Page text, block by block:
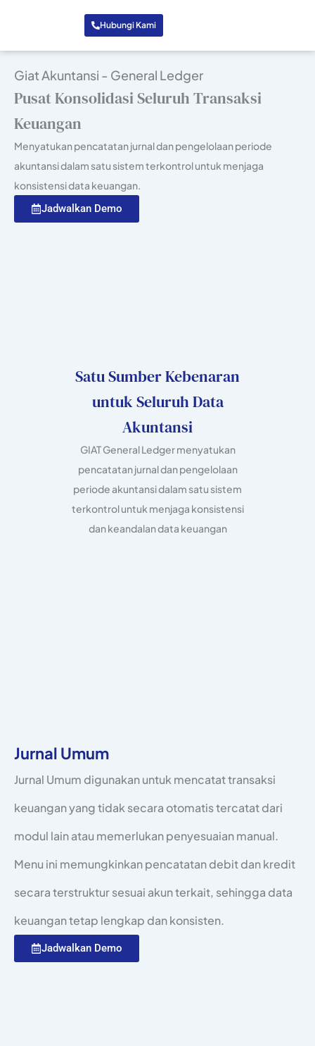
Hubungi Kami
Giat Akuntansi - General Ledger
Pusat Konsolidasi Seluruh Transaksi
Keuangan
Menyatukan pencatatan jurnal dan pengelolaan periode
akuntansi dalam satu sistem terkontrol untuk menjaga
konsistensi data keuangan.
Jadwalkan Demo
Satu Sumber Kebenaran
untuk Seluruh Data
Akuntansi
GIAT General Ledger menyatukan
pencatatan jurnal dan pengelolaan
periode akuntansi dalam satu sistem
terkontrol untuk menjaga konsistensi
dan keandalan data keuangan
Jurnal Umum
Jurnal Umum digunakan untuk mencatat transaksi
keuangan yang tidak secara otomatis tercatat dari
modul lain atau memerlukan penyesuaian manual.
Menu ini memungkinkan pencatatan debit dan kredit
secara terstruktur sesuai akun terkait, sehingga data
keuangan tetap lengkap dan konsisten.
Jadwalkan Demo